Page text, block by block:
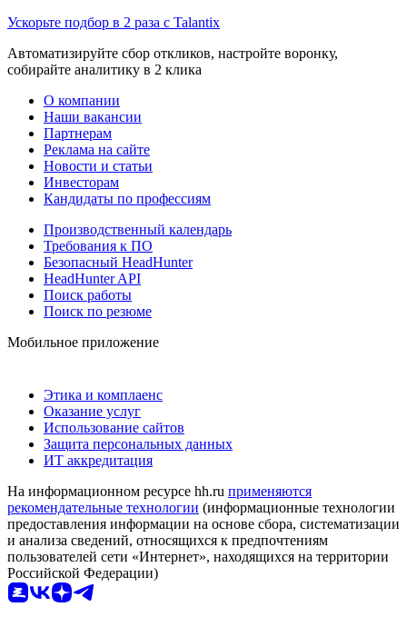
Ускорьте подбор в 2 раза с Talantix
Автоматизируйте сбор откликов, настройте воронку,
собирайте аналитику в 2 клика
О компании
Наши вакансии
Партнерам
Реклама на сайте
Новости и статьи
Инвесторам
Кандидаты по профессиям
Производственный календарь
Требования к ПО
Безопасный HeadHunter
HeadHunter API
Поиск работы
Поиск по резюме
Мобильное приложение
Этика и комплаенс
Оказание услуг
Использование сайтов
Защита персональных данных
ИТ аккредитация
На информационном ресурсе hh.ru применяются
рекомендательные технологии (информационные технологии
предоставления информации на основе сбора, систематизации
и анализа сведений, относящихся к предпочтениям
пользователей сети «Интернет», находящихся на территории
Российской Федерации)